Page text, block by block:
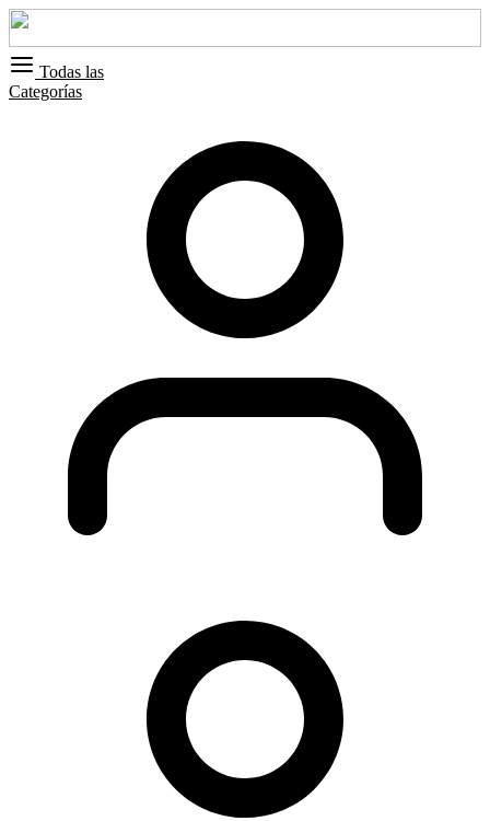
Todas las
Categorías